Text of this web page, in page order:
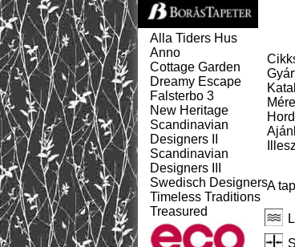
Alla Tiders Hus
Anno
Cottage Garden
Dreamy Escape
Falsterbo 3
New Heritage
Scandinavian
Designers II
Scandinavian
Designers III
Swedisch Designers
Timeless Traditions
Treasured
A